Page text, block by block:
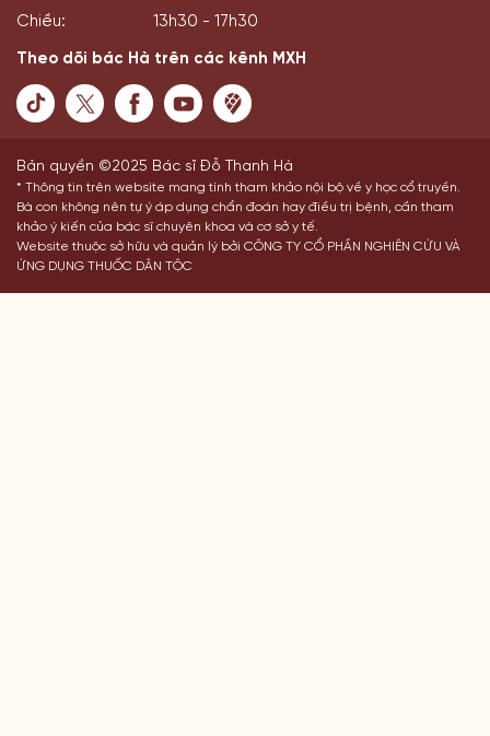
Chiều: 13h30 - 17h30
Theo dõi bác Hà trên các kênh MXH
Bản quyền ©2025 Bác sĩ Đỗ Thanh Hà
* Thông tin trên website mang tính tham khảo nội bộ về y học cổ truyền.
Bà con không nên tự ý áp dụng chẩn đoán hay điều trị bệnh, cần tham
khảo ý kiến của bác sĩ chuyên khoa và cơ sở y tế.
Website thuộc sở hữu và quản lý bởi CÔNG TY CỔ PHẦN NGHIÊN CỨU VÀ
ỨNG DỤNG THUỐC DÂN TỘC